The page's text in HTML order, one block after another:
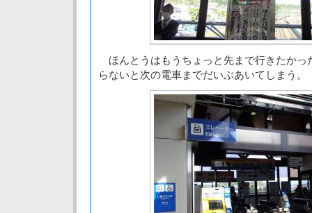
ほんとうはもうちょっと先まで行きたかっ
らないと次の電車までだいぶあいてしまう。